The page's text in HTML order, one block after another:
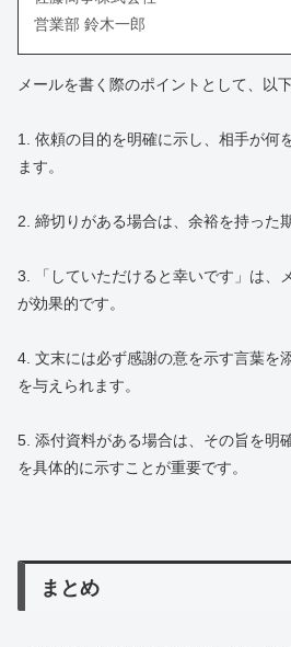
営業部 鈴木一郎
メールを書く際のポイントとして、以
1. 依頼の目的を明確に示し、相手が何
ます。
2. 締切りがある場合は、余裕を持った
3. 「していただけると幸いです」は、
が効果的です。
4. 文末には必ず感謝の意を示す言葉を
を与えられます。
5. 添付資料がある場合は、その旨を明
を具体的に示すことが重要です。
まとめ